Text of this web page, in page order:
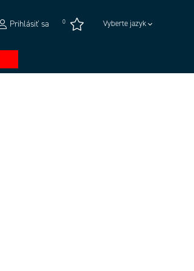
Prihlásiť sa 0 Vyberte jazyk